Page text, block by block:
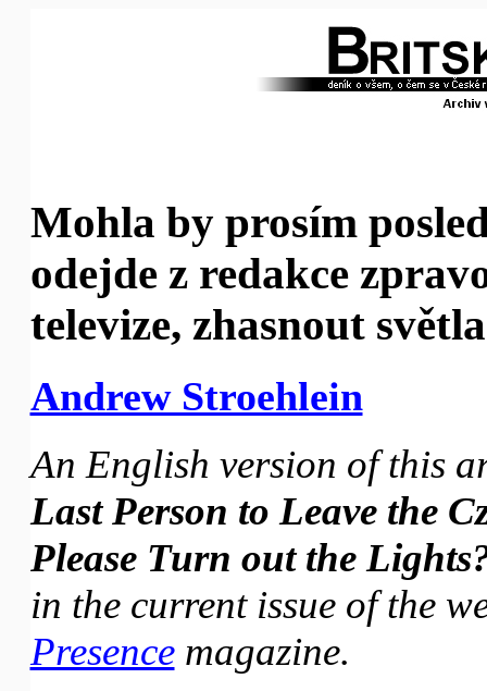
Mohla by prosím
odejde z redakce
televize, zhasnout
Andrew Stroehlein
An English version of this
Last Person to Leave the
Please Turn out the
in the current issue of the
Presencemagazine.